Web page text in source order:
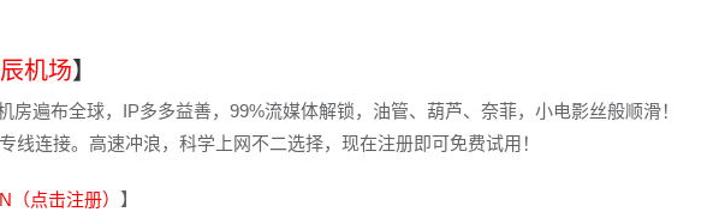
机场】
房遍布全球，IP多多益善，99%流媒体解锁，油管、葫芦、奈菲，小电影丝般顺滑！
线连接。高速冲浪，科学上网不二选择，现在注册即可免费试用！
（点击注册） 】